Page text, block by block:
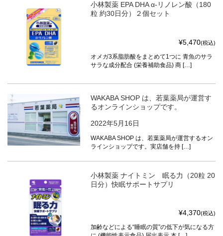
小林製薬 EPA DHA α-リノレン酸（180
粒 約30日分）２個セット
¥5,470(税込)
オメガ3系脂肪酸をまとめて1つに 青魚のサラ
サラな成分配合 (栄養補助食品) 商 […]
WAKABA SHOP は、若葉薬局が運営す
るオンラインショップです。
2022年5月16日
WAKABA SHOP は、若葉薬局が運営するオン
ラインショップです。実店舗を持 […]
小林製薬 ナイトミン 眠る力（20粒 20
日分）快眠サポートサプリ
¥4,370(税込)
加齢などによる“睡眠の質”の低下が気になる方